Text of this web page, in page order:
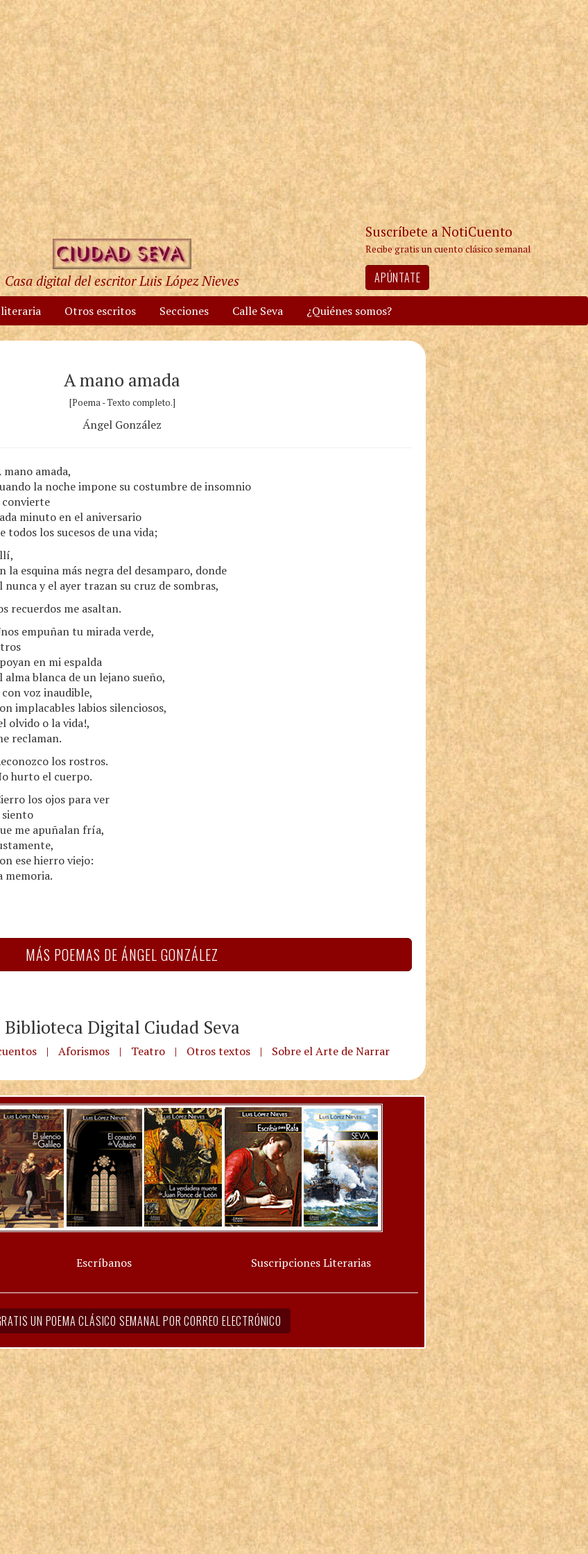
Casa digital del escritor Luis López Nieves
Suscríbete a NotiCuento
Recibe gratis un cuento clásico semanal
APÚNTATE
Otros escritos Secciones Calle Seva ¿Quiénes somos?
A mano amada
[Poema - Texto completo.]
Ángel González
mano amada,
la noche impone su costumbre de insomnio
convierte
minuto en el aniversario
todos los sucesos de una vida;
la esquina más negra del desamparo, donde
nunca y el ayer trazan su cruz de sombras,
recuerdos me asaltan.
empuñan tu mirada verde,
en mi espalda
alma blanca de un lejano sueño,
voz inaudible,
implacables labios silenciosos,
olvido o la vida!,
reclaman.
los rostros.
hurto el cuerpo.
los ojos para ver
siento
me apuñalan fría,
ese hierro viejo:
memoria.
MÁS POEMAS DE ÁNGEL GONZÁLEZ
Biblioteca Digital Ciudad Seva
| Aforismos | Teatro | Otros textos | Sobre el Arte de Narrar
Escríbanos Suscripciones Literarias
UN POEMA CLÁSICO SEMANAL POR CORREO ELECTRÓNICO